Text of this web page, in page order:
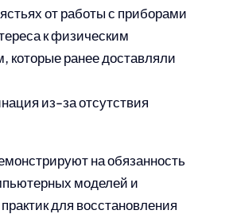
от работы с приборами
к физическим
которые ранее доставляли
из-за отсутствия
на обязанность
моделей и
для восстановления